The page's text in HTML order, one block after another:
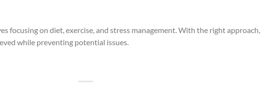
focusing on diet, exercise, and stress management. With the right approach,
while preventing potential issues.